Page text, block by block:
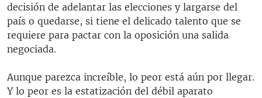
decisión de adelantar las elecciones y largarse del
país o quedarse, si tiene el delicado talento que se
requiere para pactar con la oposición una salida
negociada.
Aunque parezca increíble, lo peor está aún por llegar.
Y lo peor es la estatización del débil aparato